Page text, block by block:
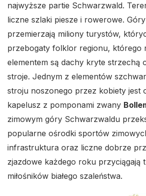
najwyższe partie Schwarzwald.
liczne szlaki piesze i rowerowe.
przemierzają miliony turystów,
przebogaty folklor regionu, którego
elementem są dachy kryte strzechą
stroje. Jednym z elementów
stroju noszonego przez kobiety jest
kapelusz z pomponami zwany
zimowym góry Schwarzwaldu
popularne ośrodki sportów
infrastruktura oraz liczne dobrze
zjazdowe każdego roku przyciągają
miłośników białego szaleństwa.